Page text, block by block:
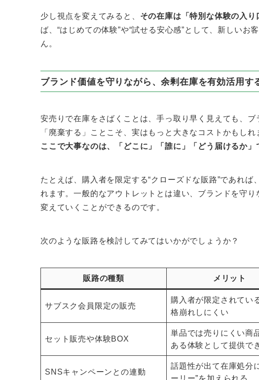
少し視点を変えてみると、 その在庫は「特別な体験の入り
ば、“はじめての体験”や“試せる安心感”として、新しい
ん。
ブランド価値を守りながら、余剰在庫を有効活用す
安売りで在庫をさばくことは、手っ取り早く見えても、ブ
「廃棄する」ことこそ、実はもっと大きなコストかもしれ
ここで大事なのは、「どこに」「誰に」「どう届けるか」
たとえば、購入者を限定する“クローズドな販路”であれ
れます。一般的なアウトレットとは違い、ブランドを守
変えていくことができるのです。
次のような販路を検討してみてはいかがでしょうか？
販路の種類 メリット
サブスク会員限定の販売
購入者が限定されてい
格崩れしにくい
セット販売や体験BOX
単品では売りにくい商
ある体験として提供で
SNSキャンペーンとの連動
話題性が出て在庫処分